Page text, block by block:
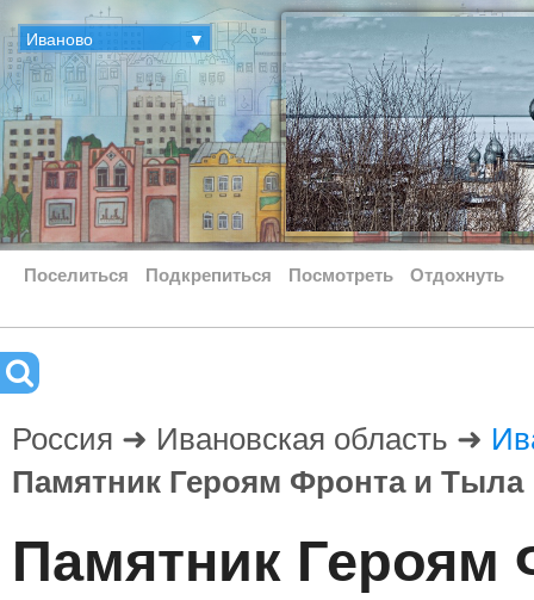
Иваново ▼
Поселиться Подкрепиться Посмотреть Отдохнуть
Россия ➜ Ивановская область ➜
Памятник Героям Фронта и Тыла
Памятник